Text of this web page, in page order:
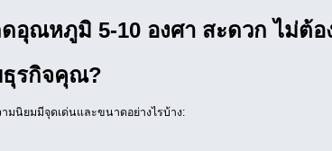
อุณหภูมิ 5-10 องศา สะดวก ไม่ต้อ
ธุรกิจคุณ?
มนิยมมีจุดเด่นและขนาดอย่างไรบ้าง: